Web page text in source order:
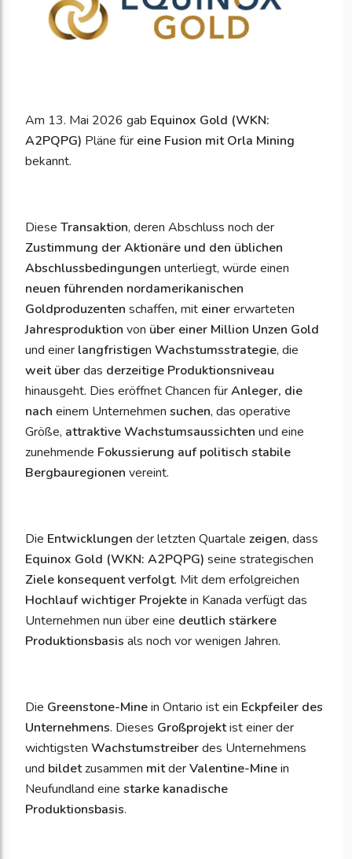
Am 13. Mai 2026 gab Equinox Gold (WKN:
A2PQPG) Pläne für eine Fusion mit Orla Mining
bekannt.
Diese Transaktion, deren Abschluss noch der
Zustimmung der Aktionäre und den üblichen
Abschlussbedingungen unterliegt, würde einen
neuen führenden nordamerikanischen
Goldproduzenten schaffen, mit einererwarteten
Jahresproduktion von über einer Million Unzen Gold
und einer langfristigen Wachstumsstrategie, die
weit überdas derzeitige Produktionsniveau
hinausgeht. Dies eröffnet Chancen fürAnleger, die
nach einem Unternehmen suchen, das operative
Größe, attraktive Wachstumsaussichten und eine
zunehmende Fokussierung auf politisch stabile
Bergbauregionen vereint.
Die Entwicklungen der letzten Quartale zeigen, dass
Equinox Gold (WKN: A2PQPG) seine strategischen
Ziele konsequent verfolgt. Mit dem erfolgreichen
Hochlauf wichtiger Projektein Kanada verfügt das
Unternehmen nun über eine deutlich stärkere
Produktionsbasis als noch vor wenigen Jahren.
Die Greenstone-Minein Ontario ist ein Eckpfeiler des
Unternehmens. Dieses Großprojektist einer der
wichtigsten Wachstumstreiberdes Unternehmens
und bildetzusammen mitderValentine-Minein
Neufundland eine starke kanadische
Produktionsbasis.